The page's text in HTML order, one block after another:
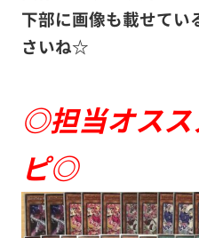
下部に画像も載せてい
さいね☆
◎担当オスス
ピ◎